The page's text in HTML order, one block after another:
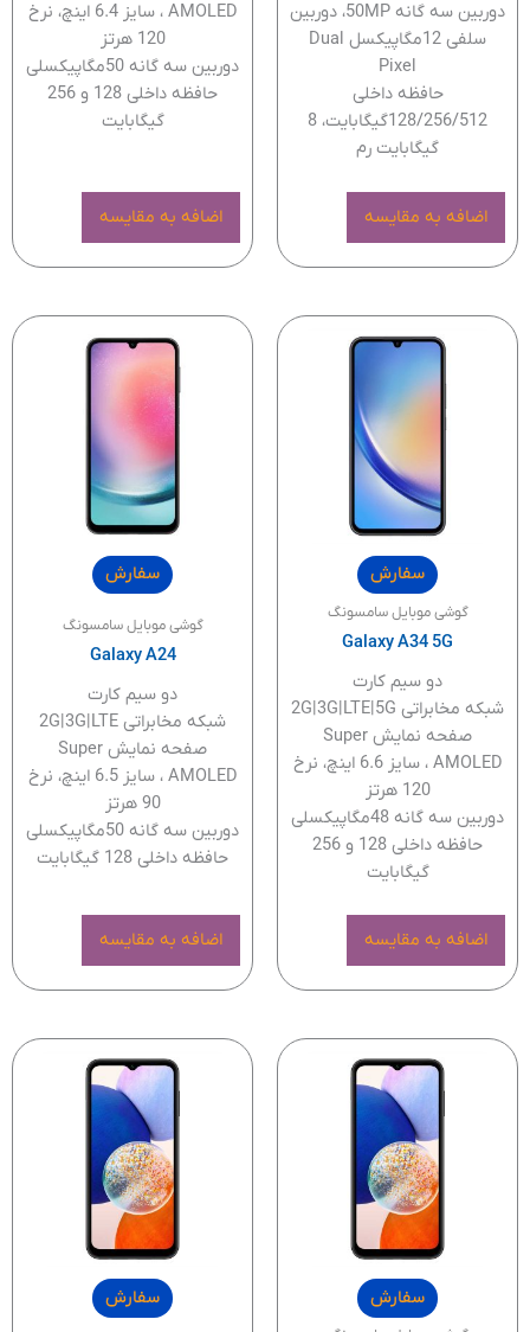
دوربین سه گانه 50MP، دوربین
سلفی 12مگاپیکسل Dual
Pixel
حافظه داخلی
128/256/512گیگابایت، 8
گیگابایت رم
اضافه به مقایسه
AMOLED ، سایز 6.4 اینچ، نرخ
120 هرتز
دوربین سه گانه 50مگاپیکسلی
حافظه داخلی 128 و 256
گیگابایت
اضافه به مقایسه
سفارش
گوشی موبایل سامسونگ
Galaxy A34 5G
دو سیم کارت
شبکه مخابراتی 2G|3G|LTE|5G
صفحه نمایش Super
AMOLED ، سایز 6.6 اینچ، نرخ
120 هرتز
دوربین سه گانه 48مگاپیکسلی
حافظه داخلی 128 و 256
گیگابایت
اضافه به مقایسه
سفارش
گوشی موبایل سامسونگ
Galaxy A24
دو سیم کارت
شبکه مخابراتی 2G|3G|LTE
صفحه نمایش Super
AMOLED ، سایز 6.5 اینچ، نرخ
90 هرتز
دوربین سه گانه 50مگاپیکسلی
حافظه داخلی 128 گیگابایت
اضافه به مقایسه
سفارش سفارش